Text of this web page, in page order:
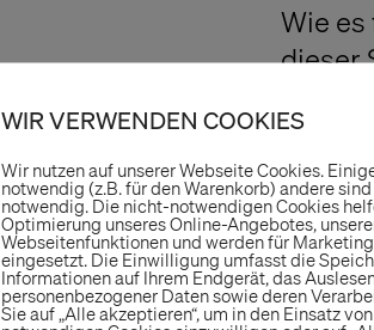
Wie
dieser
an.
ein
in
eine
WIR VERWENDEN COOKIES
Wir nutzen auf unserer Webseite Cookies.
notwendig (z.B. für den Warenkorb) andere
notwendig. Die nicht-notwendigen Cookies
Optimierung unseres Online-Angebotes,
Webseitenfunktionen und werden für
eingesetzt. Die Einwilligung umfasst die
Informationen auf Ihrem Endgerät, das
personenbezogener Daten sowie deren
Sie auf „Alle akzeptieren“, um in den Einsatz